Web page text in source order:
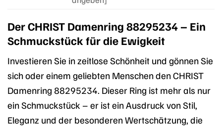
Der CHRIST Damenring 88295234 – Ein
Schmuckstück für die Ewigkeit
Investieren Sie in zeitlose Schönheit und gönnen Sie
sich oder einem geliebten Menschen den CHRIST
Damenring 88295234. Dieser Ring ist mehr als nur
ein Schmuckstück – er ist ein Ausdruck von Stil,
Eleganz und der besonderen Wertschätzung, die